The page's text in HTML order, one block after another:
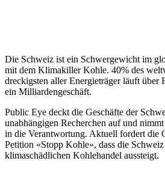
Die Schweiz ist ein Schwergewicht im
mit dem Klimakiller Kohle. 40% des
dreckigsten aller Energieträger läuft über
ein Milliardengeschäft.
Public Eye deckt die Geschäfte der
unabhängigen Recherchen auf und
in die Verantwortung. Aktuell fordert die
Petition «Stopp Kohle», dass die
klimaschädlichen Kohlehandel aussteigt.